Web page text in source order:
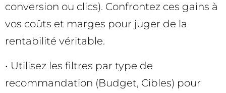
conversion ou clics). Confrontez ces gains à
vos coûts et marges pour juger de la
rentabilité véritable.
• Utilisez les filtres par type de
recommandation (Budget, Cibles) pour